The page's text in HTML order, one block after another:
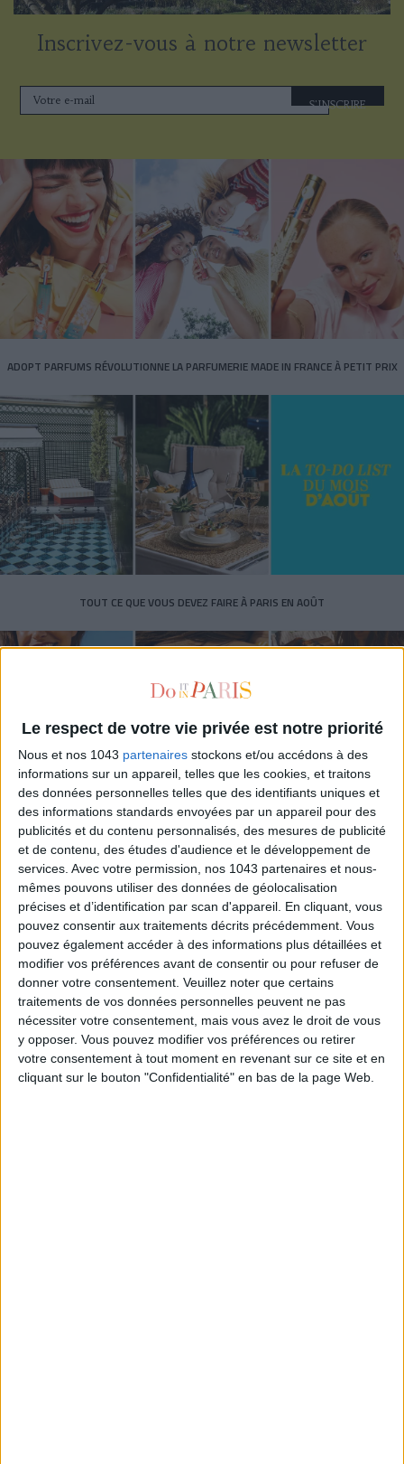
Le respect de votre vie privée est notre priorité
Nous et nos 1043 partenaires stockons et/ou accédons à des
informations sur un appareil, telles que les cookies, et traitons
des données personnelles telles que des identifiants uniques et
des informations standards envoyées par un appareil pour des
publicités et du contenu personnalisés, des mesures de publicité
et de contenu, des études d'audience et le développement de
services. Avec votre permission, nos 1043 partenaires et nous-
mêmes pouvons utiliser des données de géolocalisation
précises et d’identification par scan d'appareil. En cliquant, vous
pouvez consentir aux traitements décrits précédemment. Vous
pouvez également accéder à des informations plus détaillées et
modifier vos préférences avant de consentir ou pour refuser de
donner votre consentement. Veuillez noter que certains
traitements de vos données personnelles peuvent ne pas
nécessiter votre consentement, mais vous avez le droit de vous
y opposer. Vous pouvez modifier vos préférences ou retirer
votre consentement à tout moment en revenant sur ce site et en
cliquant sur le bouton "Confidentialité" en bas de la page Web.
Inscrivez-vous à notre newsletter
S'INSCRIRE
ADOPT PARFUMS RÉVOLUTIONNE LA PARFUMERIE MADE IN FRANCE À PETIT PRIX
TOUT CE QUE VOUS DEVEZ FAIRE À PARIS EN AOÛT
LES SPF 50 QUI DONNENT ENVIE DE SE TARTINER
LES MEILLEURS HÔTELS POUR UN WEEK-END SPA ET GASTRONOMIE